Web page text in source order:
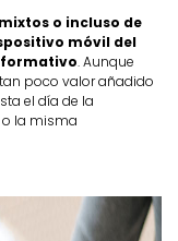
o incluso de
móvil del
formativo. Aunque
poco valor añadido
el día de la
la misma